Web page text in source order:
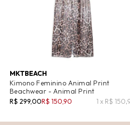
MKTBEACH
Kimono Feminino Animal Print
Beachwear - Animal Print
R$ 299,00R$ 150,90 1 x R$